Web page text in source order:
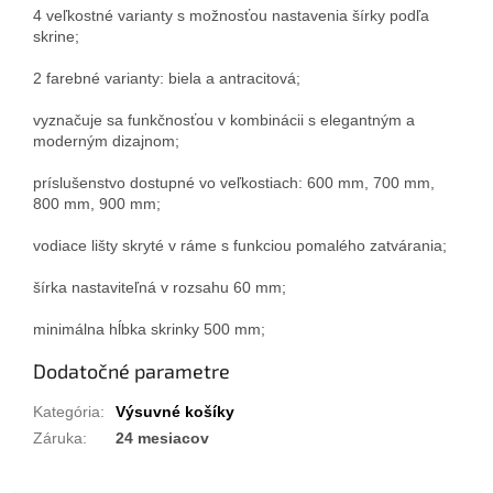
4 veľkostné varianty s možnosťou nastavenia šírky podľa
skrine;
2 farebné varianty: biela a antracitová;
vyznačuje sa funkčnosťou v kombinácii s elegantným a
moderným dizajnom;
príslušenstvo dostupné vo veľkostiach: 600 mm, 700 mm,
800 mm, 900 mm;
vodiace lišty skryté v ráme s funkciou pomalého zatvárania;
šírka nastaviteľná v rozsahu 60 mm;
minimálna hĺbka skrinky 500 mm;
Dodatočné parametre
Kategória:
Výsuvné košíky
Záruka: 24 mesiacov